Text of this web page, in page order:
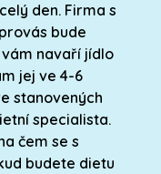
den. Firma s
bude
navaří jídlo
jej ve 4-6
stanovených
specialista.
čem se s
budete dietu